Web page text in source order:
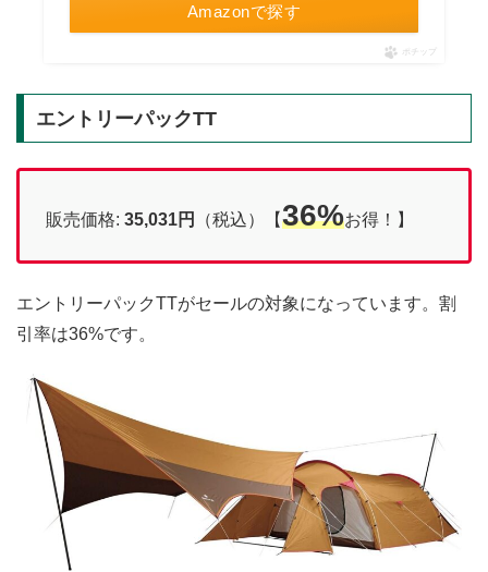
Amazonで探す
ポチップ
エントリーパックTT
販売価格: 35,031円 （税込）【36%お得！】
エントリーパックTTがセールの対象になっています。割
引率は36%です。